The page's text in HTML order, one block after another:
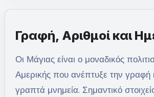
Γραφή, Αριθμοί και
Οι Μάγιας είναι ο μοναδικός πολιτισμός της μέσης
Αμερικής που ανέπτυξε την γραφή
γραπτά μνημεία. Σημαντικό